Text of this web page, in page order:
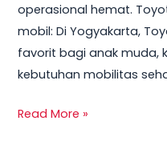
operasional hemat.
mobil: Di Yogyakarta,
favorit bagi anak muda,
kebutuhan mobilitas
Read More »